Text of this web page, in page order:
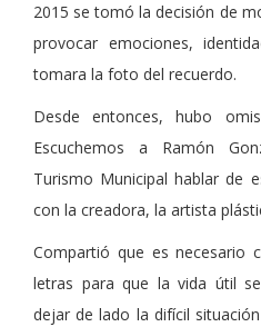
2015 se tomó la decisión de
provocar emociones,
tomara la foto del recuerdo.
Desde entonces, hubo
Escuchemos a Ramón
Turismo Municipal hablar de
con la creadora, la artista
Compartió que es necesario
letras para que la vida útil
dejar de lado la difícil